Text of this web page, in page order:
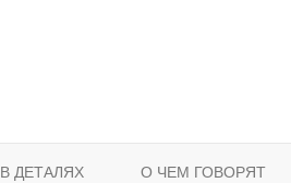
В ДЕТАЛЯХ
О ЧЕМ ГОВОРЯТ